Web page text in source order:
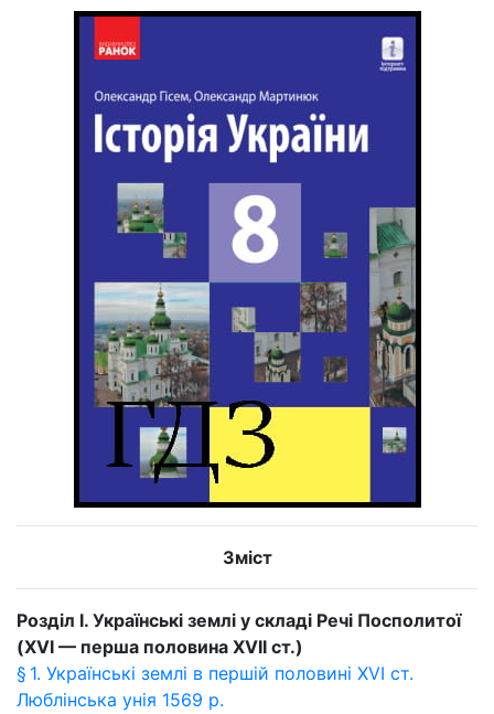
Зміст
Розділ I. Українські землі у складі Речі Посполитої
(XVI — перша половина XVII ст.)
§ 1. Українські землі в першій половині XVI ст.
Люблінська унія 1569 р.